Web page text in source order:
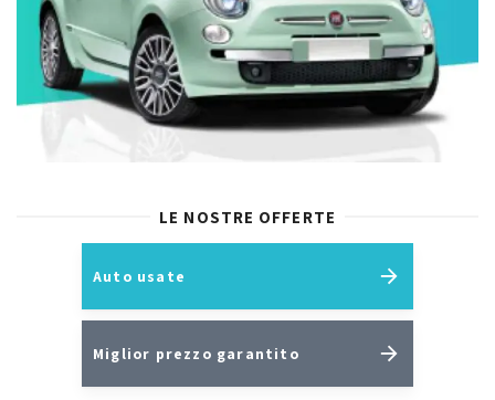
LE NOSTRE OFFERTE
Auto usate
Miglior prezzo garantito